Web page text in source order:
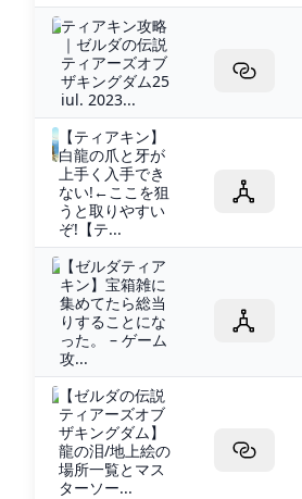
ティアキン攻略
｜ゼルダの伝説
ティアーズオブ
ザキングダム25
iul. 2023...
【ティアキン】
白龍の爪と牙が
上手く入手でき
ない!←ここを狙
うと取りやすい
ぞ!【テ...
【ゼルダティア
キン】宝箱雑に
集めてたら総当
りすることにな
った。 – ゲーム
攻...
【ゼルダの伝説
ティアーズオブ
ザキングダム】
龍の泪/地上絵の
場所一覧とマス
ターソー...